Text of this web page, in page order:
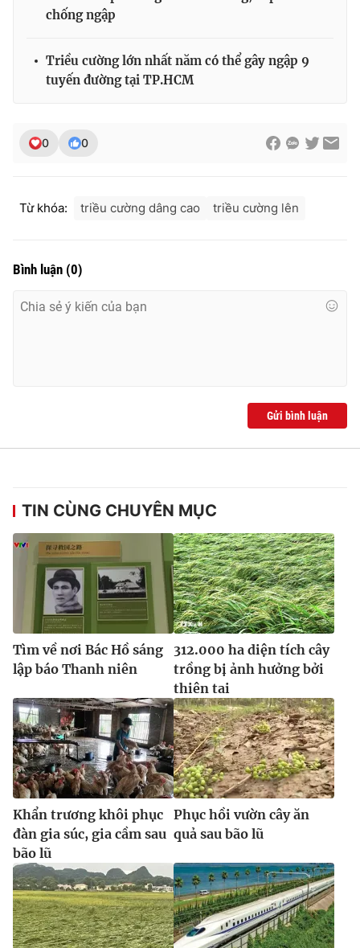
THỜI BÁO VTV
Theo dõi báo trên
Cơ quan chủ quản:
Đài Truyền hình Việt Nam
cấp ngày 29/12/2023
Phó Tổng Biên tập:Nguyễn Thị Mỹ Hạnh, Phạm Quốc Thắng,
® Cấm sao chép dưới mọi hình thức nếu không có sự chấp
thuận bằng văn bản. Ghi rõ nguồn VTV.vn khi phát hành lại
thông tin từ website này.
chống ngập
Triều cường lớn nhất năm có thể gây ngập 9
tuyến đường tại TP.HCM
0 0
Từ khóa: triều cường dâng cao triều cường lên
Bình luận (0)
Gửi bình luận
TIN CÙNG CHUYÊN MỤC
Tìm về nơi Bác Hồ sáng
lập báo Thanh niên
312.000 ha diện tích cây
trồng bị ảnh hưởng bởi
thiên tai
Khẩn trương khôi phục
đàn gia súc, gia cầm sau
bão lũ
Phục hồi vườn cây ăn
quả sau bão lũ